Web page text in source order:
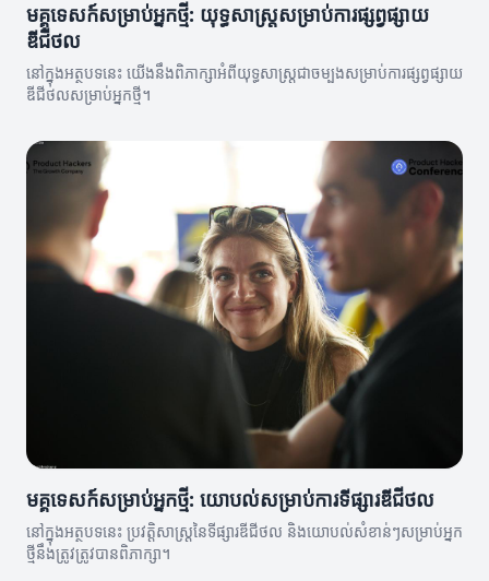
មគ្គុទេសក៍សម្រាប់អ្នកថ្មី: យុទ្ធសាស្រ្តសម្រាប់ការផ្សព្វផ្សាយ
ឌីជីថល
នៅក្នុងអត្ថបទនេះ យើងនឹងពិភាក្សាអំពីយុទ្ធសាស្ត្រជាចម្បងសម្រាប់ការផ្សព្វផ្សាយ
ឌីជីថលសម្រាប់អ្នកថ្មី។
មគ្គុទេសក៍សម្រាប់អ្នកថ្មី: យោបល់សម្រាប់ការទីផ្សារឌីជីថល
នៅក្នុងអត្ថបទនេះ ប្រវត្តិសាស្រ្តនៃទីផ្សារឌីជីថល និងយោបល់សំខាន់ៗសម្រាប់អ្នក
ថ្មីនឹងត្រូវត្រូវបានពិភាក្សា។